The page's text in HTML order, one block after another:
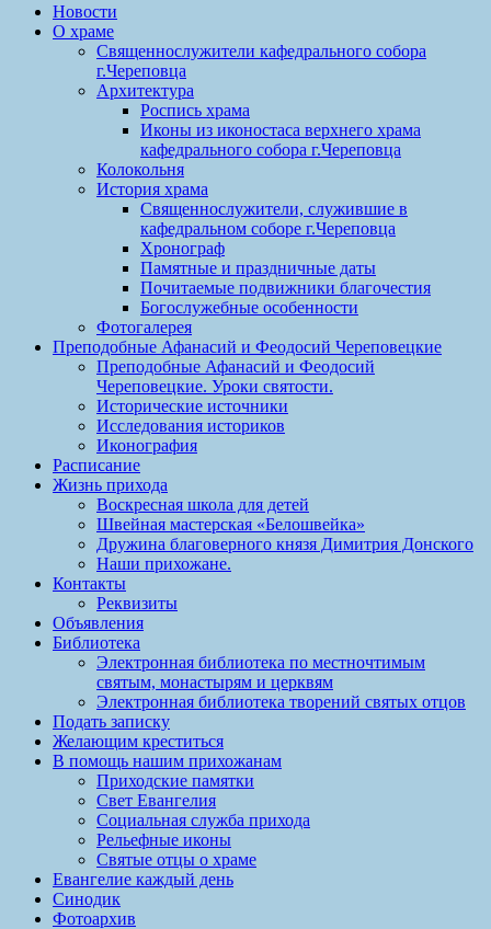
Новости
О храме
Священнослужители кафедрального собора
г.Череповца
Архитектура
Роспись храма
Иконы из иконостаса верхнего храма
кафедрального собора г.Череповца
Колокольня
История храма
Священнослужители, служившие в
кафедральном соборе г.Череповца
Хронограф
Памятные и праздничные даты
Почитаемые подвижники благочестия
Богослужебные особенности
Фотогалерея
Преподобные Афанасий и Феодосий Череповецкие
Преподобные Афанасий и Феодосий
Череповецкие. Уроки святости.
Исторические источники
Исследования историков
Иконография
Расписание
Жизнь прихода
Воскресная школа для детей
Швейная мастерская «Белошвейка»
Дружина благоверного князя Димитрия Донского
Наши прихожане.
Контакты
Реквизиты
Объявления
Библиотека
Электронная библиотека по местночтимым
святым, монастырям и церквям
Электронная библиотека творений святых отцов
Подать записку
Желающим креститься
В помощь нашим прихожанам
Приходские памятки
Свет Евангелия
Социальная служба прихода
Рельефные иконы
Святые отцы о храме
Евангелие каждый день
Синодик
Фотоархив